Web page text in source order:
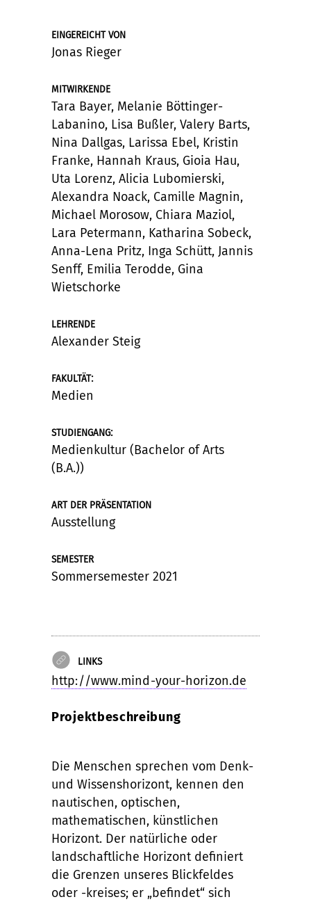
EINGEREICHT VON
Jonas Rieger
MITWIRKENDE
Tara Bayer, Melanie Böttinger-
Labanino, Lisa Bußler, Valery Barts,
Nina Dallgas, Larissa Ebel, Kristin
Franke, Hannah Kraus, Gioia Hau,
Uta Lorenz, Alicia Lubomierski,
Alexandra Noack, Camille Magnin,
Michael Morosow, Chiara Maziol,
Lara Petermann, Katharina Sobeck,
Anna-Lena Pritz, Inga Schütt, Jannis
Senff, Emilia Terodde, Gina
Wietschorke
LEHRENDE
Alexander Steig
FAKULTÄT:
Medien
STUDIENGANG:
Medienkultur (Bachelor of Arts
(B.A.))
ART DER PRÄSENTATION
Ausstellung
SEMESTER
Sommersemester 2021
LINKS
http://www.mind-your-horizon.de
Projektbeschreibung
Die Menschen sprechen vom Denk-
und Wissenshorizont, kennen den
nautischen, optischen,
mathematischen, künstlichen
Horizont. Der natürliche oder
landschaftliche Horizont definiert
die Grenzen unseres Blickfeldes
oder -kreises; er „befindet“ sich